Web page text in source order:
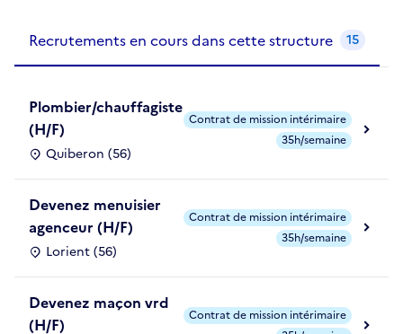
Recrutements en cours dans cette structure 15
Plombier/chauffagiste
(H/F)
Quiberon (56)
Contrat de mission intérimaire
35h/semaine
Devenez menuisier
agenceur (H/F)
Lorient (56)
Contrat de mission intérimaire
35h/semaine
Devenez maçon vrd
(H/F)
Contrat de mission intérimaire